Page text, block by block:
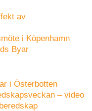
av
i Köpenhamn
Byar
i Österbotten
– video